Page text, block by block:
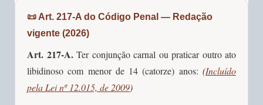
📜 Art. 217-A do Código Penal — Redação
vigente (2026)
Art. 217-A.Ter conjunção carnal ou praticar outro ato
libidinoso com menor de 14 (catorze) anos: (Incluído
pela Lei nº 12.015, de 2009)